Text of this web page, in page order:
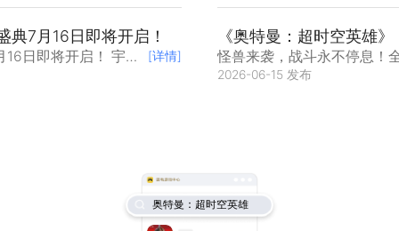
7月16日即将开启！
日即将开启！ 宇宙 [详情]
《奥特曼：超时空英雄
180秒极限挑战！
怪兽来袭，战斗永不停息！
没有复杂的机制，没有繁琐
2026-06-15 发布
奥特曼：超时空英雄